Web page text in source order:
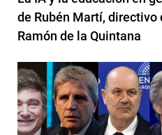
de Rubén Martí, directivo
Ramón de la Quintana